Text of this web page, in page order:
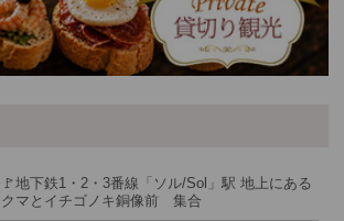
🚩地下鉄1・2・3番線「ソル/Sol」駅 地上にある
クマとイチゴノキ銅像前 集合